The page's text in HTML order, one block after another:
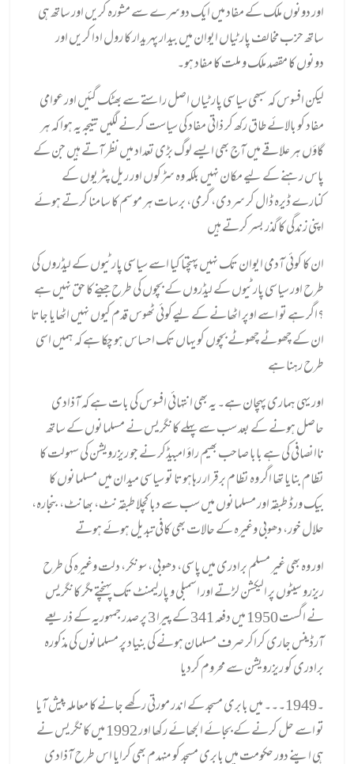
اور دونوں ملک کے مفاد میں ایک دوسرے سے مشورہ کریں اور ساتھ ہی
ساتھ حزب مخالف پارٹیاں ایوان میں بیدار پہریدار کا رول ادا کریں اور
دونوں کا مقصد ملک و ملت کا مفاد ہو۔
لیکن افسوس کہ سبھی سیاسی پارٹیاں اصل راستے سے بھٹک گئیں اور عوامی
مفاد کو بالائے طاق رکھ کر ذاتی مفاد کی سیاست کرنے لگیں نتیجہ یہ ہوا کہ ہر
گاؤں ہر علاقے میں آج بھی ایسے لوگ بڑی تعداد میں نظر آتے ہیں جن کے
پاس رہنے کے لیے مکان نہیں بلکہ وہ سڑکوں اور ریل پٹریوں کے
کنارے ڈیرہ ڈال کر سردی، گرمی، برسات ہر موسم کا سامنا کرتے ہوئے
اپنی زندگی کا گذر بسر کرتے ہیں
ان کا کوئی آدمی ایوان تک نہیں پہنچتا کیا اسے سیاسی پارٹیوں کے لیڈروں کی
طرح اور سیاسی پارٹیوں کے لیڈروں کے بچوں کی طرح جینے کا حق نہیں ہے
؟اگر ہے تو اسے اوپر اٹھانے کے لیےکوئی ٹھوس قدم کیوں نہیں اٹھایا جاتا
ان کے چھوٹے چھوٹےبچوں کو یہاں تک احساس ہو چکا ہے کہ ہمیں اسی
طرح رہنا ہے
اور یہی ہماری پہچان ہے۔ یہ بھی انتہائی افسوس کی بات ہے کہ آذادی
حاصل ہونے کے بعد سب سے پہلے کانگریس نے مسلمانوں کے ساتھ
ناانصافی کی ہے بابا صاحب بھیم راؤ امبیڈکر نے جو ریزرویشن کی سہولت کا
نظام بنایا تھا اگر وہ نظام برقرار رہاہوتا تو سیاسی میدان میں مسلمانوں کا
بیک ورڈ طبقہ اور مسلمانوں میں سب سے دبا کچلا طبقہ نٹ، بھانٹ، بنجارہ،
حلال خور، دھوبی وغیرہ کے حالات بھی کافی تبدیل ہوئے ہوتے
اور وہ بھی غیر مسلم برادری میں پاسی، دھوبی، سونکر، دلت وغیرہ کی طرح
ریزرو سیٹوں پر الیکشن لڑتے اور اسمبلی و پارلیمنٹ تک پہنچتے مگر کانگریس
نے اگست 1950 میں دفعہ 341 کے پیرا 3 پر صدر جمہوریہ کے ذریعے
آرڈینس جاری کراکر صرف مسلمان ہونے کی بنیاد پر مسلمانوں کی مذکورہ
برادری کو ریزرویشن سے محروم کردیا
۔1949۔۔
۔ میں بابری مسجد کے اندر مورتی رکھے جانے کا معاملہ پیش آیا
تو اسے حل کرنے کے بجائے الجھائے رکھا اور 1992 میں کانگریس نے
ہی اپنے دور حکومت میں بابری مسجد کو منہدم بھی کرایا اس طرح آذادی